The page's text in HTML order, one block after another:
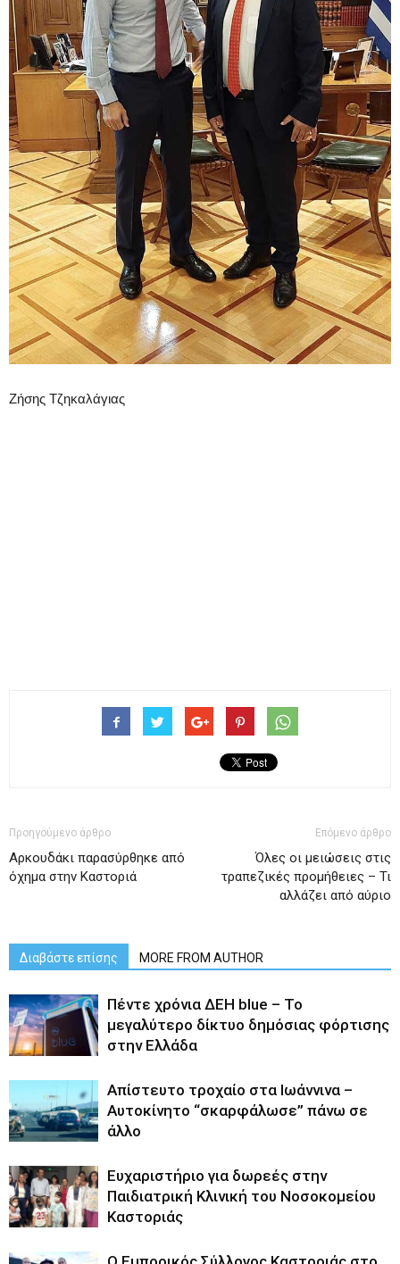
Ζήσης Τζηκαλάγιας
Προηγούμενο άρθρο
Αρκουδάκι παρασύρθηκε από
όχημα στην Καστοριά
Επόμενο άρθρο
Όλες οι μειώσεις στις
τραπεζικές προμήθειες – Τι
αλλάζει από αύριο
Διαβάστε επίσης MORE FROM AUTHOR
Πέντε χρόνια ΔΕΗ blue – Το
μεγαλύτερο δίκτυο δημόσιας φόρτισης
στην Ελλάδα
Απίστευτο τροχαίο στα Ιωάννινα –
Αυτοκίνητο “σκαρφάλωσε” πάνω σε
άλλο
Ευχαριστήριο για δωρεές στην
Παιδιατρική Κλινική του Νοσοκομείου
Καστοριάς